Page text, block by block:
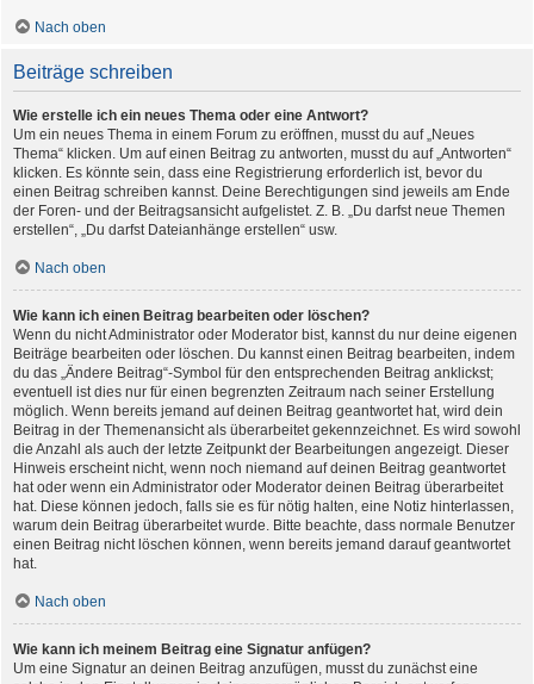
Nach oben
Beiträge schreiben
Wie erstelle ich ein neues Thema oder eine Antwort?
Um ein neues Thema in einem Forum zu eröffnen, musst du auf „Neues
Thema“ klicken. Um auf einen Beitrag zu antworten, musst du auf „Antworten“
klicken. Es könnte sein, dass eine Registrierung erforderlich ist, bevor du
einen Beitrag schreiben kannst. Deine Berechtigungen sind jeweils am Ende
der Foren- und der Beitragsansicht aufgelistet. Z. B. „Du darfst neue Themen
erstellen“, „Du darfst Dateianhänge erstellen“ usw.
Nach oben
Wie kann ich einen Beitrag bearbeiten oder löschen?
Wenn du nicht Administrator oder Moderator bist, kannst du nur deine eigenen
Beiträge bearbeiten oder löschen. Du kannst einen Beitrag bearbeiten, indem
du das „Ändere Beitrag“-Symbol für den entsprechenden Beitrag anklickst;
eventuell ist dies nur für einen begrenzten Zeitraum nach seiner Erstellung
möglich. Wenn bereits jemand auf deinen Beitrag geantwortet hat, wird dein
Beitrag in der Themenansicht als überarbeitet gekennzeichnet. Es wird sowohl
die Anzahl als auch der letzte Zeitpunkt der Bearbeitungen angezeigt. Dieser
Hinweis erscheint nicht, wenn noch niemand auf deinen Beitrag geantwortet
hat oder wenn ein Administrator oder Moderator deinen Beitrag überarbeitet
hat. Diese können jedoch, falls sie es für nötig halten, eine Notiz hinterlassen,
warum dein Beitrag überarbeitet wurde. Bitte beachte, dass normale Benutzer
einen Beitrag nicht löschen können, wenn bereits jemand darauf geantwortet
hat.
Nach oben
Wie kann ich meinem Beitrag eine Signatur anfügen?
Um eine Signatur an deinen Beitrag anzufügen, musst du zunächst eine